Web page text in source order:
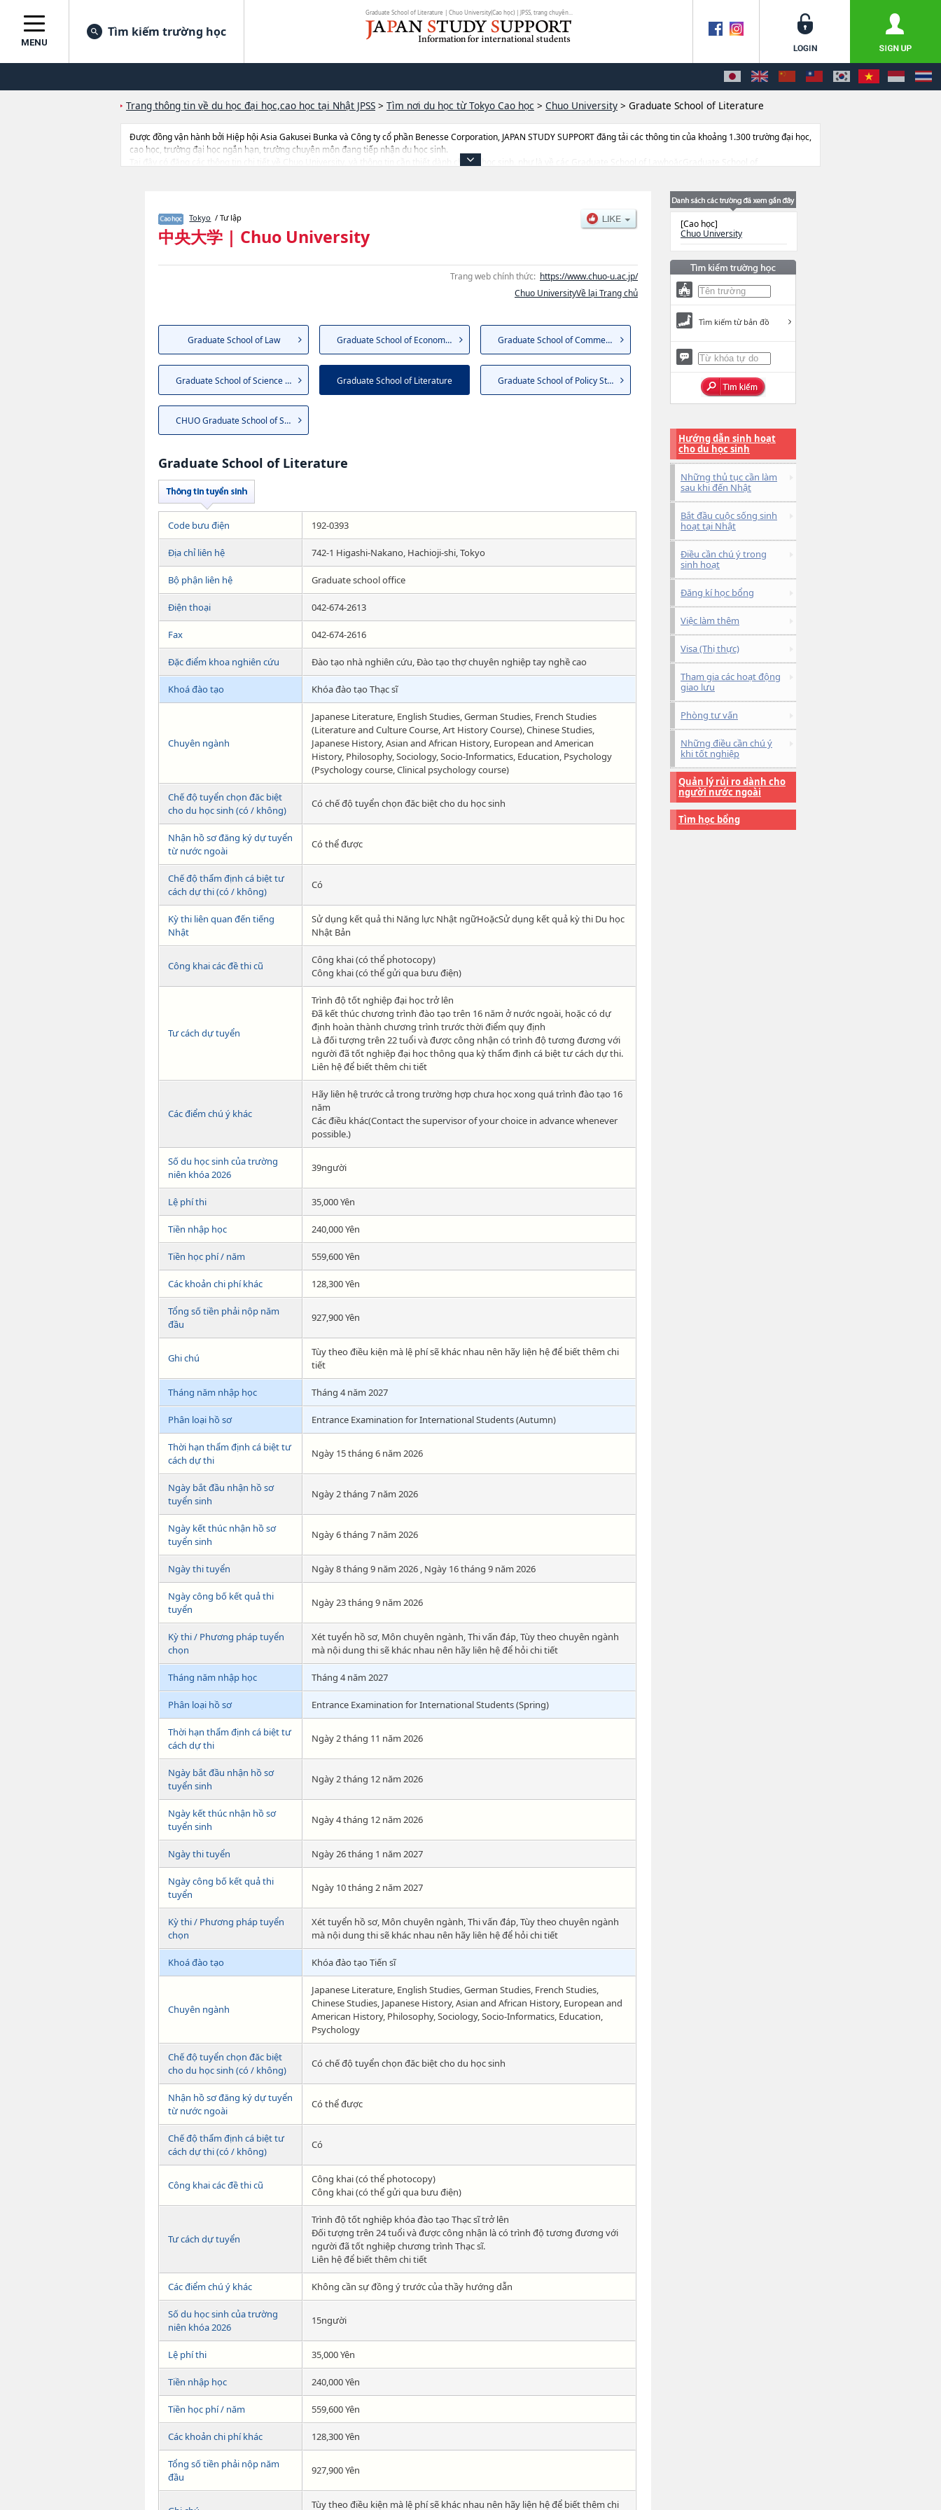
Graduate School of Literature | Chuo University(Cao học) | JPSS, trang chuyên...
MENU
Tìm kiếm trường học
Trang thông tin về du học đại học,cao học tại Nhật JPSS > Tìm nơi du học từ Tokyo Cao học > Chuo University > Graduate School of Literature
Được đồng vận hành bởi Hiệp hội Asia Gakusei Bunka và Công ty cổ phần Benesse Corporation, JAPAN STUDY SUPPORT đăng tải các thông tin của khoảng 1.300 trường đại học,
cao học, trường đại học ngắn hạn, trường chuyên môn đang tiếp nhận du học sinh.
Tại đây có đăng các thông tin chi tiết về Chuo University, và thông tin cần thiết dành cho du học sinh, như là về các Graduate School of LawhoặcGraduate School of
Tokyo / Tư lập
中央大学 | Chuo University
Trang web chính thức: https://www.chuo-u.ac.jp/
Chuo UniversityVề lại Trang chủ
Graduate School of Law Graduate School of Economics Graduate School of Commerce
Graduate School of Science an... Graduate School of Literature Graduate School of Policy Stu...
CHUO Graduate School of Strat...
Graduate School of Literature
Code bưu điện 192-0393
Địa chỉ liên hệ 742-1 Higashi-Nakano, Hachioji-shi, Tokyo
Bộ phận liên hệ Graduate school office
Điện thoại 042-674-2613
Fax 042-674-2616
Đặc điểm khoa nghiên cứu Đào tạo nhà nghiên cứu, Đào tạo thợ chuyên nghiệp tay nghề cao
Khoá đào tạo Khóa đào tạo Thạc sĩ
Chuyên ngành
Japanese Literature, English Studies, German Studies, French Studies
(Literature and Culture Course, Art History Course), Chinese Studies,
Japanese History, Asian and African History, European and American
History, Philosophy, Sociology, Socio-Informatics, Education, Psychology
(Psychology course, Clinical psychology course)
Chế độ tuyển chọn đăc biệt
cho du học sinh (có / không)
Có chế độ tuyển chọn đăc biệt cho du học sinh
Nhận hồ sơ đăng ký dự tuyển
từ nước ngoài
Có thể được
Chế độ thẩm định cá biệt tư
cách dự thi (có / không)
Có
Kỳ thi liên quan đến tiếng
Nhật
Sử dụng kết quả thi Năng lực Nhật ngữHoặcSử dụng kết quả kỳ thi Du học
Nhật Bản
Công khai các đề thi cũ
Công khai (có thể photocopy)
Công khai (có thể gửi qua bưu điện)
Tư cách dự tuyển
Trình độ tốt nghiệp đại học trở lên
Đã kết thúc chương trình đào tạo trên 16 năm ở nước ngoài, hoặc có dự
định hoàn thành chương trình trước thời điểm quy định
Là đối tượng trên 22 tuổi và được công nhận có trình độ tương đương với
người đã tốt nghiệp đại học thông qua kỳ thẩm định cá biệt tư cách dự thi.
Liên hệ để biết thêm chi tiết
Các điểm chú ý khác
Hãy liên hệ trước cả trong trường hợp chưa học xong quá trình đào tạo 16
năm
Các điều khác(Contact the supervisor of your choice in advance whenever
possible.)
Số du học sinh của trường
niên khóa 2026
39người
Lệ phí thi 35,000 Yên
Tiền nhập học 240,000 Yên
Tiền học phí / năm 559,600 Yên
Các khoản chi phí khác 128,300 Yên
Tổng số tiền phải nộp năm
đầu
927,900 Yên
Ghi chú
Tùy theo điều kiện mà lệ phí sẽ khác nhau nên hãy liện hệ để biết thêm chi
tiết
Tháng năm nhập học Tháng 4 năm 2027
Phân loại hồ sơ Entrance Examination for International Students (Autumn)
Thời hạn thẩm định cá biệt tư
cách dự thi
Ngày 15 tháng 6 năm 2026
Ngày bắt đầu nhận hồ sơ
tuyển sinh
Ngày 2 tháng 7 năm 2026
Ngày kết thúc nhận hồ sơ
tuyển sinh
Ngày 6 tháng 7 năm 2026
Ngày thi tuyển Ngày 8 tháng 9 năm 2026 , Ngày 16 tháng 9 năm 2026
Ngày công bố kết quả thi
tuyển
Ngày 23 tháng 9 năm 2026
Kỳ thi / Phương pháp tuyển
chọn
Xét tuyển hồ sơ, Môn chuyên ngành, Thi vấn đáp, Tùy theo chuyên ngành
mà nội dung thi sẽ khác nhau nên hãy liên hệ để hỏi chi tiết
Tháng năm nhập học Tháng 4 năm 2027
Phân loại hồ sơ Entrance Examination for International Students (Spring)
Thời hạn thẩm định cá biệt tư
cách dự thi
Ngày 2 tháng 11 năm 2026
Ngày bắt đầu nhận hồ sơ
tuyển sinh
Ngày 2 tháng 12 năm 2026
Ngày kết thúc nhận hồ sơ
tuyển sinh
Ngày 4 tháng 12 năm 2026
Ngày thi tuyển Ngày 26 tháng 1 năm 2027
Ngày công bố kết quả thi
tuyển
Ngày 10 tháng 2 năm 2027
Kỳ thi / Phương pháp tuyển
chọn
Xét tuyển hồ sơ, Môn chuyên ngành, Thi vấn đáp, Tùy theo chuyên ngành
mà nội dung thi sẽ khác nhau nên hãy liên hệ để hỏi chi tiết
Khoá đào tạo Khóa đào tạo Tiến sĩ
Chuyên ngành
Japanese Literature, English Studies, German Studies, French Studies,
Chinese Studies, Japanese History, Asian and African History, European and
American History, Philosophy, Sociology, Socio-Informatics, Education,
Psychology
Chế độ tuyển chọn đăc biệt
cho du học sinh (có / không)
Có chế độ tuyển chọn đăc biệt cho du học sinh
Nhận hồ sơ đăng ký dự tuyển
từ nước ngoài
Có thể được
Chế độ thẩm định cá biệt tư
cách dự thi (có / không)
Có
Công khai các đề thi cũ
Công khai (có thể photocopy)
Công khai (có thể gửi qua bưu điện)
Tư cách dự tuyển
Trình độ tốt nghiệp khóa đào tạo Thạc sĩ trở lên
Đối tượng trên 24 tuổi và được công nhận là có trình độ tương đương với
người đã tốt nghiệp chương trình Thạc sĩ.
Liên hệ để biết thêm chi tiết
Các điểm chú ý khác Không cần sự đồng ý trước của thầy hướng dẫn
Số du học sinh của trường
niên khóa 2026
15người
Lệ phí thi 35,000 Yên
Tiền nhập học 240,000 Yên
Tiền học phí / năm 559,600 Yên
Các khoản chi phí khác 128,300 Yên
Tổng số tiền phải nộp năm
đầu
927,900 Yên
Tùy theo điều kiện mà lệ phí sẽ khác nhau nên hãy liện hệ để biết thêm chi
[Cao học]
Chuo University
Tìm kiếm từ bản đồ
Hướng dẫn sinh hoạt
cho du học sinh
Những thủ tục cần làm
sau khi đến Nhật
Bắt đầu cuộc sống sinh
hoạt tại Nhật
Điều cần chú ý trong
sinh hoạt
Đăng kí học bổng
Việc làm thêm
Visa (Thị thực)
Tham gia các hoạt động
giao lưu
Phòng tư vấn
Những điều cần chú ý
khi tốt nghiệp
Quản lý rủi ro dành cho
người nước ngoài
Tìm học bổng